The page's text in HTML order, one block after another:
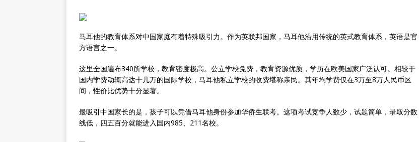
马耳他的教育体系对中国家庭有着特殊吸引力。作为英联邦国家，马耳他沿用传统的英式教育体系，英语是官
方语言之一。
这里全国遍布340所学校，教育密度极高。公立学校免费，教育资源优质，学历在欧美国家广泛认可。相较于
国内学费动辄高达十几万的国际学校，马耳他私立学校的收费堪称亲民。其年均学费仅在3万至8万人民币区
间，性价比优势十分显著。
最吸引中国家长的是，孩子可以凭借马耳他身份参加华侨生联考。这项考试竞争人数少，试题简单，录取分数
线低，四五百分就能进入国内985、211名校。